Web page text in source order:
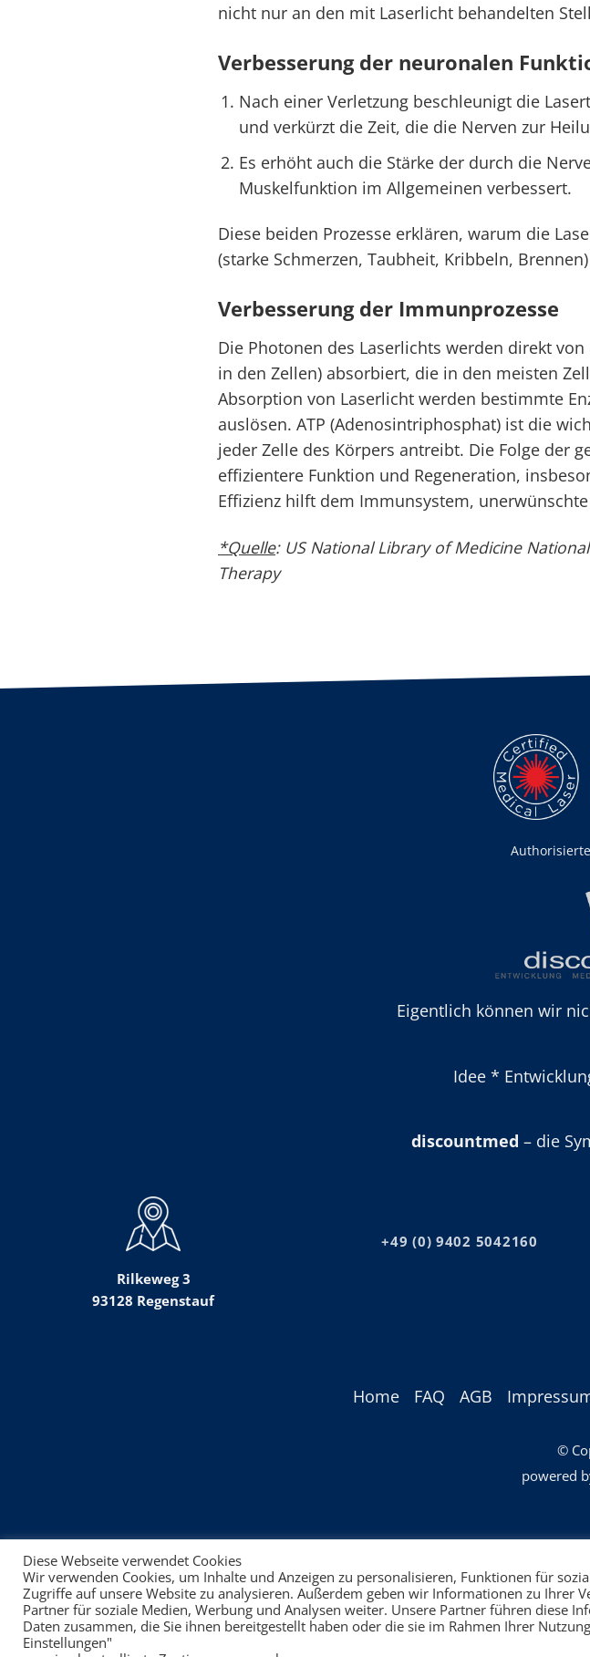
nicht nur an den mit Laserlicht behandelten
Verbesserung der neuronalen
Nach einer Verletzung beschleunigt die
und verkürzt die Zeit, die die Nerven zur
Es erhöht auch die Stärke der durch die
Muskelfunktion im Allgemeinen verbessert.
Diese beiden Prozesse erklären, warum die
(starke Schmerzen, Taubheit, Kribbeln,
Verbesserung der Immunprozesse
Die Photonen des Laserlichts werden direkt
in den Zellen) absorbiert, die in den meisten
Absorption von Laserlicht werden bestimmte
auslösen. ATP (Adenosintriphosphat) ist die
jeder Zelle des Körpers antreibt. Die Folge der
effizientere Funktion und Regeneration,
Effizienz hilft dem Immunsystem,
*Quelle: US National Library of Medicine
Therapy
Eigentlich können wir
Idee *
discountmed – die
Rilkeweg 3
93128 Regenstauf
+49 (0) 9402 5042160
Home FAQ AGB
©
powered
Diese Webseite verwendet Cookies
Wir verwenden Cookies, um Inhalte und Anzeigen zu personalisieren, Funktionen für
Zugriffe auf unsere Website zu analysieren. Außerdem geben wir Informationen zu Ihrer
Partner für soziale Medien, Werbung und Analysen weiter. Unsere Partner führen diese
Daten zusammen, die Sie ihnen bereitgestellt haben oder die sie im Rahmen Ihrer
Einstellungen"